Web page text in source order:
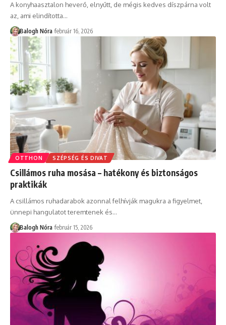
A konyhaasztalon heverő, elnyűtt, de mégis kedves díszpárna volt
az, ami elindította…
Balogh Nóra február 16, 2026
OTTHON SZÉPSÉG ÉS DIVAT
Csillámos ruha mosása – hatékony és biztonságos
praktikák
A csillámos ruhadarabok azonnal felhívják magukra a figyelmet,
ünnepi hangulatot teremtenek és…
Balogh Nóra február 15, 2026